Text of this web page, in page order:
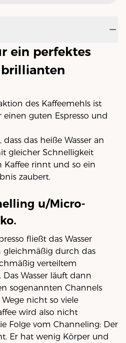
ein perfektes
des Kaffeemehls ist
einen guten Espresso und
das heiße Wasser an
gleicher Schnelligkeit
rinnt und so ein
zaubert.
u/Micro-
fließt das Wasser
durch das
verteiltem
Wasser läuft dann
sogenannten Channels
nicht so viele
wird also nicht
Folge vom Channeling: Der
Er hat wenig Körper und